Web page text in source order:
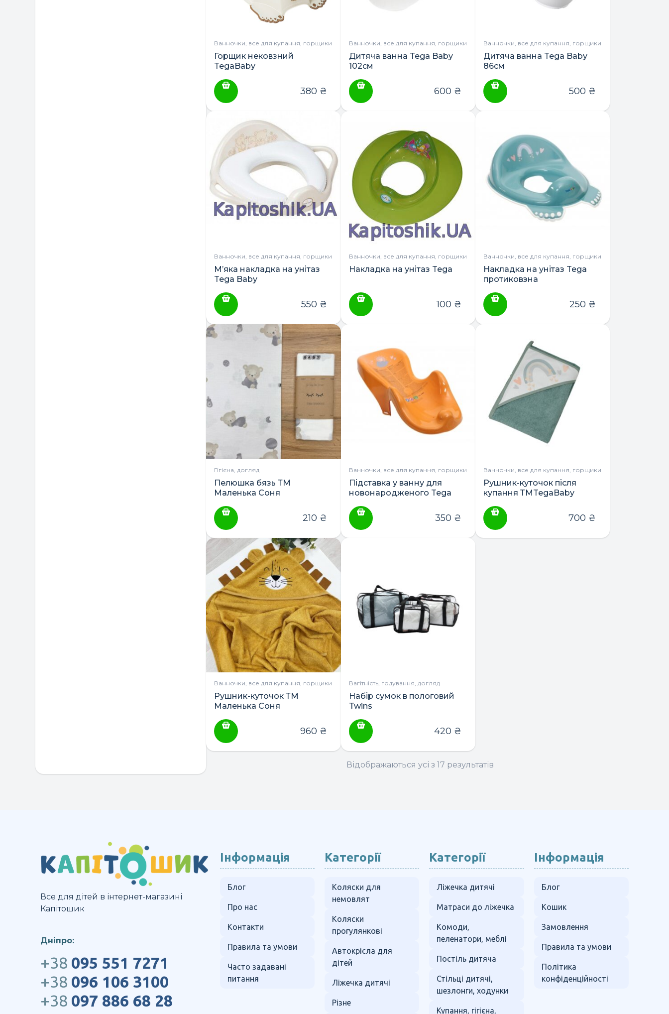
ПОШУК ТОВАРІВ:
Ванночки, все для купання, горщики
Горщик нековзний
TegaBaby
380 ₴
Ванночки, все для купання, горщики
Дитяча ванна Tega Baby
102см
600 ₴
Ванночки, все для купання, горщики
Дитяча ванна Tega Baby
86см
500 ₴
Ванночки, все для купання, горщики
М’яка накладка на унітаз
Tega Baby
550 ₴
Ванночки, все для купання, горщики
Накладка на унітаз Tega
100 ₴
Ванночки, все для купання, горщики
Накладка на унітаз Tega
протиковзна
250 ₴
Гігієна, догляд
Пелюшка бязь ТМ
Маленька Соня
210 ₴
Ванночки, все для купання, горщики
Підставка у ванну для
новонародженого Tega
350 ₴
Ванночки, все для купання, горщики
Рушник-куточок після
купання ТМTegaBaby
700 ₴
Ванночки, все для купання, горщики
Рушник-куточок ТМ
Маленька Соня
960 ₴
Вагітність, годування, догляд
Набір сумок в пологовий
Twins
420 ₴
Відображаються усі з 17 результатів
Все для дітей в інтернет-магазині
Капітошик
Дніпро:
+38 095 551 7271
+38 096 106 3100
+38 097 886 68 28
Інформація
Блог
Про нас
Контакти
Правила та умови
Часто задавані
питання
Категорії
Коляски для
немовлят
Коляски
прогулянкові
Автокрісла для
дітей
Ліжечка дитячі
Різне
Категорії
Ліжечка дитячі
Матраси до ліжечка
Комоди,
пеленатори, меблі
Постіль дитяча
Стільці дитячі,
шезлонги, ходунки
Купання, гігієна,
Інформація
Блог
Кошик
Замовлення
Правила та умови
Політика
конфіденційності